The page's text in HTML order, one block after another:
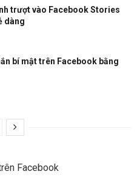
trượt vào Facebook Stories
dàng
bí mật trên Facebook bằng
Facebook